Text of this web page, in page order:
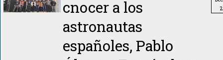
cnocer a los
astronautas
españoles, Pablo